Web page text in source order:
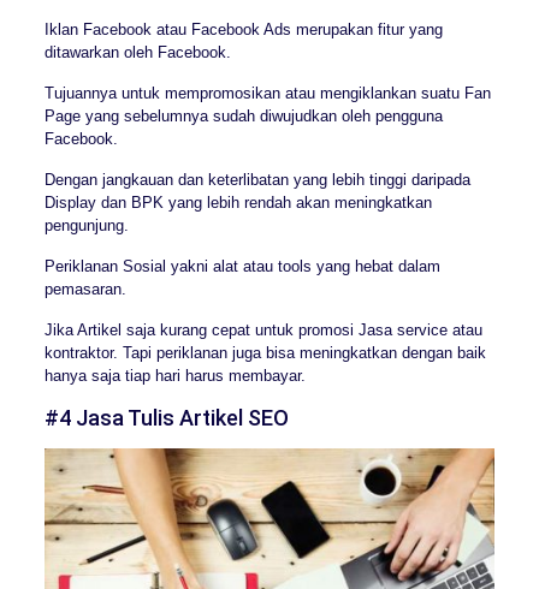
Iklan Facebook atau Facebook Ads merupakan fitur yang
ditawarkan oleh Facebook.
Tujuannya untuk mempromosikan atau mengiklankan suatu Fan
Page yang sebelumnya sudah diwujudkan oleh pengguna
Facebook.
Dengan jangkauan dan keterlibatan yang lebih tinggi daripada
Display dan BPK yang lebih rendah akan meningkatkan
pengunjung.
Periklanan Sosial yakni alat atau tools yang hebat dalam
pemasaran.
Jika Artikel saja kurang cepat untuk promosi Jasa service atau
kontraktor. Tapi periklanan juga bisa meningkatkan dengan baik
hanya saja tiap hari harus membayar.
#4 Jasa Tulis Artikel SEO